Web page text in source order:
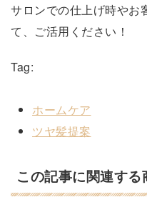
サロンでの仕上げ時やお
て、ご活用ください！
Tag:
ホームケア
ツヤ髪提案
この記事に関連する